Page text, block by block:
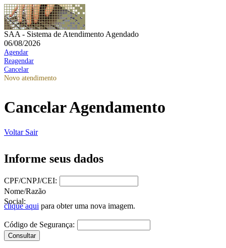
SAA - Sistema de Atendimento Agendado
06/08/2026
Agendar
Reagendar
Cancelar
Novo atendimento
Cancelar Agendamento
Voltar Sair
Informe seus dados
CPF/CNPJ/CEI:
Nome/Razão
Social:
clique aqui para obter uma nova imagem.
Código de Segurança: